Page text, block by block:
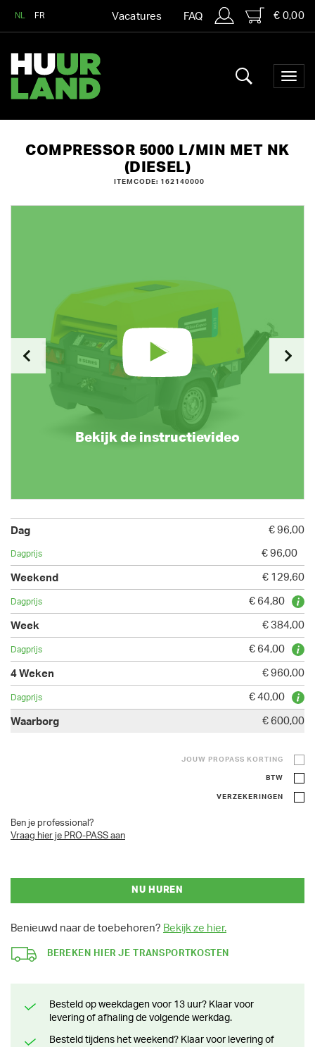
NL FR Vacatures FAQ € 0,00
COMPRESSOR 5000 L/MIN MET NK
(DIESEL)
ITEMCODE: 162140000
Bekijk de instructievideo
€ 96,00
€ 96,00
€ 129,60
€ 64,80
€ 384,00
€ 64,00
€ 960,00
€ 40,00
€ 600,00
JOUW PROPASS KORTING
BTW
VERZEKERINGEN
Ben je professional?
Vraag hier je PRO-PASS aan
NU HUREN
Benieuwd naar de toebehoren? Bekijk ze hier.
BEREKEN HIER JE TRANSPORTKOSTEN
Besteld op weekdagen voor 13 uur? Klaar voor
levering of afhaling de volgende werkdag.
Besteld tijdens het weekend? Klaar voor levering of